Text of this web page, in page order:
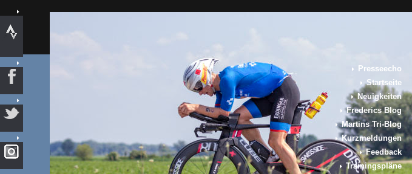
Presseecho
Startseite
Neuigkeiten
Frederics Blog
Martins Tri-Blog
Kurzmeldungen
Feedback
Trainingspläne